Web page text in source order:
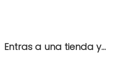
Entras a una tienda y...